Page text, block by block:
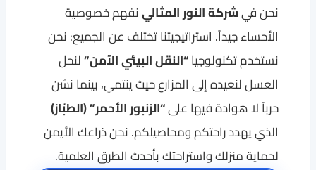
نحن فيشركة النور المثالينفهم خصوصية
الأحساء جيداً. استراتيجيتنا تختلف عن الجميع: نحن
نستخدم تكنولوجيا“النقل البيئي الآمن”لنحل
العسل لنعيده إلى المزارع حيث ينتمي، بينما نشن
حرباً لا هوادة فيها على“الزنبور الأحمر” (الطبّاز)
الذي يهدد راحتكم ومحاصيلكم. نحن ذراعك الأيمن
لحماية منزلك واستراحتك بأحدث الطرق العلمية.